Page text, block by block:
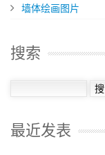
墙体绘画图片
搜索
最近发表